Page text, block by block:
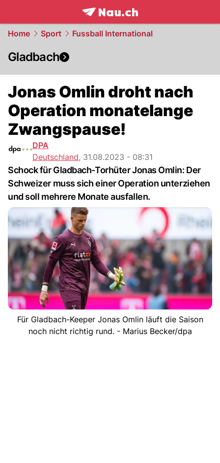
frontpage.NAU.ch
Home Sport Fussball International
Gladbach
Jonas Omlin droht nach
Operation monatelange
Zwangspause!
DPA
Deutschland, 31.08.2023 - 08:31
Schock für Gladbach-Torhüter Jonas Omlin: Der
Schweizer muss sich einer Operation unterziehen
und soll mehrere Monate ausfallen.
Für Gladbach-Keeper Jonas Omlin läuft die Saison
noch nicht richtig rund. - Marius Becker/dpa